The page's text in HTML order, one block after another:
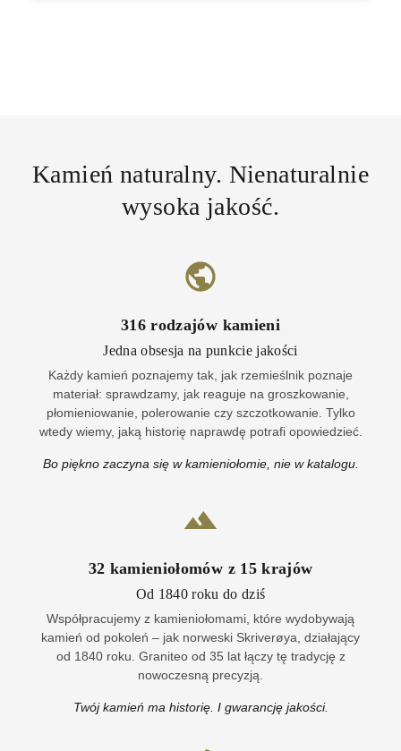
Kamień naturalny. Nienaturalnie
wysoka jakość.
316 rodzajów kamieni
Jedna obsesja na punkcie jakości
Każdy kamień poznajemy tak, jak rzemieślnik poznaje
materiał: sprawdzamy, jak reaguje na groszkowanie,
płomieniowanie, polerowanie czy szczotkowanie. Tylko
wtedy wiemy, jaką historię naprawdę potrafi opowiedzieć.
Bo piękno zaczyna się w kamieniołomie, nie w katalogu.
32 kamieniołomów z 15krajów
Od 1840 roku do dziś
Współpracujemy z kamieniołomami, które wydobywają
kamień od pokoleń – jak norweski Skriverøya, działający
od 1840 roku. Graniteo od 35 lat łączy tę tradycję z
nowoczesną precyzją.
Twój kamień ma historię. I gwarancję jakości.